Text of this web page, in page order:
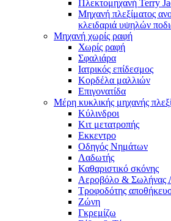
Πλεκτομηχανή Terry
Μηχανή πλεξίματος
κλειδαριά υψηλών
Μηχανή χωρίς ραφή
Χωρίς ραφή
Σφαλιάρα
Ιατρικός επίδεσμος
Κορδέλα μαλλιών
Επιγονατίδα
Μέρη κυκλικής μηχανής
Κύλινδροι
Κιτ μετατροπής
Εκκεντρο
Οδηγός Νημάτων
Λαδωτής
Καθαριστικό σκόνης
Αεροβόλο & Σωλήνας
Τροφοδότης
Ζώνη
Γκρεμίζω